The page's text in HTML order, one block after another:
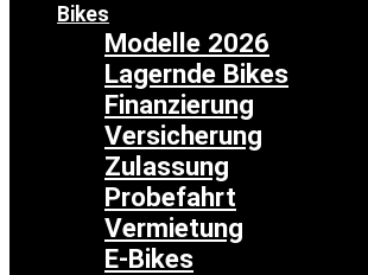
Bikes
Modelle 2026
Lagernde Bikes
Finanzierung
Versicherung
Zulassung
Probefahrt
Vermietung
E-Bikes